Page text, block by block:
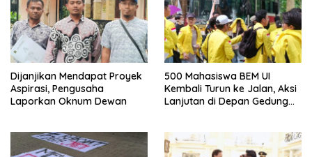
Dijanjikan Mendapat Proyek
Aspirasi, Pengusaha
Laporkan Oknum Dewan
500 Mahasiswa BEM UI
Kembali Turun ke Jalan, Aksi
Lanjutan di Depan Gedung